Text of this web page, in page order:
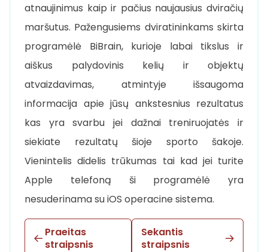
atnaujinimus kaip ir pačius naujausius dviračių
maršutus. Pažengusiems dviratininkams skirta
programėlė BiBrain, kurioje labai tikslus ir
aiškus palydovinis kelių ir objektų
atvaizdavimas, atmintyje išsaugoma
informacija apie jūsų ankstesnius rezultatus
kas yra svarbu jei dažnai treniruojatės ir
siekiate rezultatų šioje sporto šakoje.
Vienintelis didelis trūkumas tai kad jei turite
Apple telefoną ši programėlė yra
nesuderinama su iOS operacine sistema.
Praeitas
straipsnis
Sekantis
straipsnis